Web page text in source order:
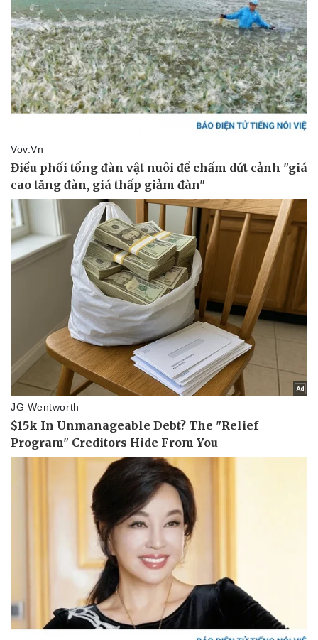
Kinh tế
Bất động sản
Khởi nghiệp
Thị trường
Giá vàng
Tiêu dùng
Tỷ giá
Chứng khoán
Giá cà phê